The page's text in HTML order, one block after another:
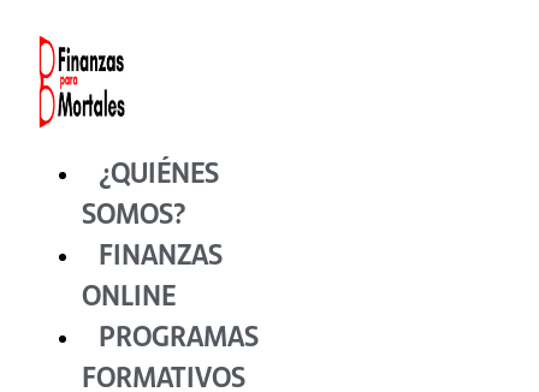
contenido
¿QUIÉNES
SOMOS?
FINANZAS
ONLINE
PROGRAMAS
FORMATIVOS